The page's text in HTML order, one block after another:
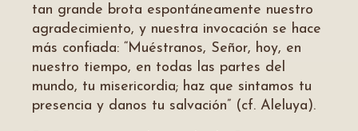
tan grande brota espontáneamente nuestro
agradecimiento, y nuestra invocación se hace
más confiada: “Muéstranos, Señor, hoy, en
nuestro tiempo, en todas las partes del
mundo, tu misericordia; haz que sintamos tu
presencia y danos tu salvación” (cf. Aleluya).